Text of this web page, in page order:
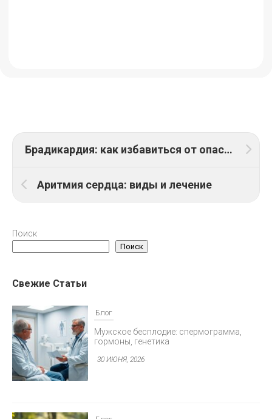
Брадикардия: как избавиться от опасной аритмии сердца
Аритмия сердца: виды и лечение
Поиск
Поиск
Свежие Статьи
Блог
Предменструальный синдром: как
облегчить симптомы
30 ИЮНЯ, 2026